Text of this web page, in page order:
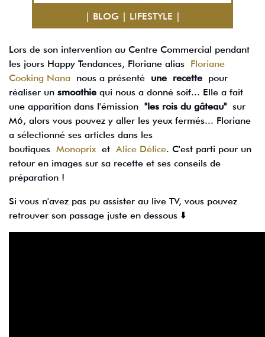
| BLOG | LIFESTYLE |
Lors de son intervention au Centre Commercial pendant
les jours Happy Tendances, Floriane alias Floriane
Cooking Nana nous a présenté une recette pour
réaliser un smoothie qui nous a donné soif... Elle a fait
une apparition dans l'émission "les rois du gâteau" sur
M6, alors vous pouvez y aller les yeux fermés... Floriane
a sélectionné ses articles dans les
boutiques Monoprixet Alice Délice. C'est parti pour un
retour en images sur sa recette et ses conseils de
préparation !
Si vous n'avez pas pu assister au live TV, vous pouvez
retrouver son passage juste en dessous ⬇️